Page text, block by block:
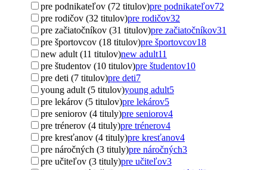
pre podnikateľov (72 titulov)pre podnikateľov72
pre rodičov (32 titulov)pre rodičov32
pre začiatočníkov (31 titulov)pre začiatočníkov31
pre športovcov (18 titulov)pre športovcov18
new adult (11 titulov)new adult11
pre študentov (10 titulov)pre študentov10
pre deti (7 titulov)pre deti7
young adult (5 titulov)young adult5
pre lekárov (5 titulov)pre lekárov5
pre seniorov (4 tituly)pre seniorov4
pre trénerov (4 tituly)pre trénerov4
pre kresťanov (4 tituly)pre kresťanov4
pre náročných (3 tituly)pre náročných3
pre učiteľov (3 tituly)pre učiteľov3